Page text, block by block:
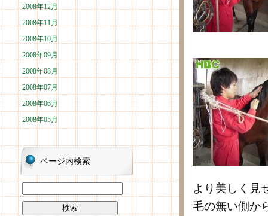
2008年12月
2008年11月
2008年10月
2008年09月
2008年08月
2008年07月
2008年06月
2008年05月
ページ内検索
より美しく見
毛の無い側か